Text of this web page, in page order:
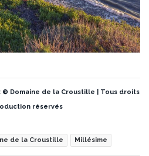
Domaine de la Croustille | Tous droits
réservés
de la Croustille Millésime